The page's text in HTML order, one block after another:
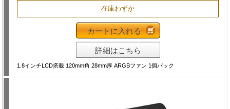
在庫わずか
カートに入れる
詳細はこちら
1.8インチLCD搭載 120mm角 28mm厚 ARGBファン 1個パック